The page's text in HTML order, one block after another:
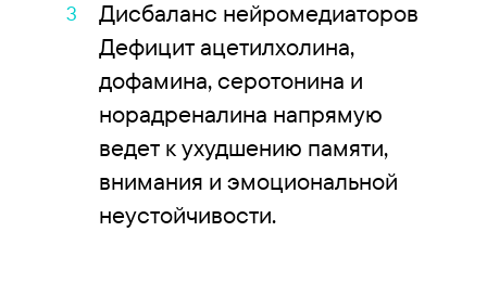
Дисбаланс нейромедиаторов
Дефицит ацетилхолина,
дофамина, серотонина и
норадреналина напрямую
ведет к ухудшению памяти,
внимания и эмоциональной
неустойчивости.